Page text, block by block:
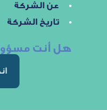
الشركة
مسؤول عن عيادة؟
انضم إلى عيادات